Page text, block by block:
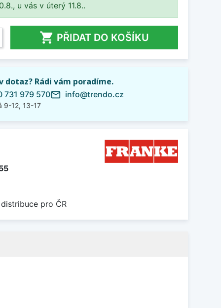
u vás v úterý 11.8..
 PŘIDAT DO KOŠÍKU
dotaz? Rádi vám poradíme.
731 979 570
9-12, 13-17
mail_outline info@trendo.cz
pro ČR